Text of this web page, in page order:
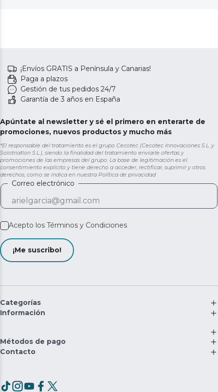
¡Envíos GRATIS a Península y Canarias!
Paga a plazos
Gestión de tus pedidos 24/7
Garantía de 3 años en España
Apúntate al newsletter y sé el primero en enterarte de
promociones, nuevos productos y mucho más
*El responsable del tratamiento es el grupo Cecotec (Cecotec Innovaciones S.L. y
Solotriatlon S.L.), siendo la finalidad del tratamiento enviarle ofertas y
promociones de las empresas del grupo. La base de legitimación es el
consentimiento explícito y tiene derecho a acceder, rectificar, suprimir y otros
derechos, como se indica en nuestra Política de privacidad
Correo electrónico
Acepto los Términos y Condiciones
¡Me suscribo!
Categorías
Información
Métodos de pago
Contacto